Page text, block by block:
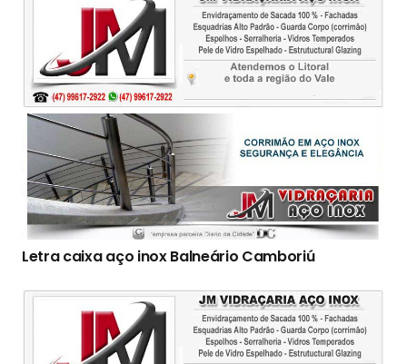
Letra caixa aço inox Balneário Camboriú